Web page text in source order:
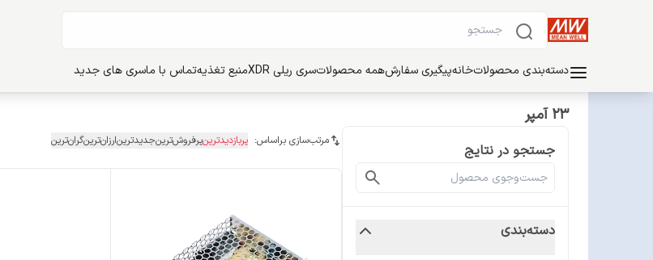
دسته‌بندی محصولاتخانهپیگیری سفارشهمه محصولاتسری ریلی XDR منبع تغذیهتماس با ماسری های جدید
23 آمپر
جستجو در نتایج
دسته‌بندی
مرتب‌سازی براساس: پربازدیدترینپرفروش‌ترینجدیدترینارزان‌ترینگران‌ترین